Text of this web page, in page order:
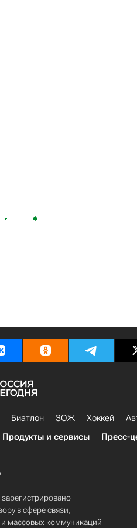
Биатлон ЗОЖ Хоккей
Продукты и сервисы Пресс-
в сфере связи,
массовых коммуникаций